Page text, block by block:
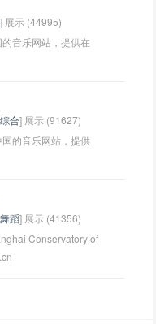
] 展示 (44995)
音乐网站，提供在
分享。用户可以在
音乐人等。虾米音
个性化推荐和用户
乐爱好者的喜爱。
合] 展示 (91627)
的音乐网站，提供
音乐播放、下载、
型的音乐，包括流
视原声音乐等。九
区和音乐排行榜等
己喜欢的音乐作
蹈] 展示 (41356)
Conservatory of
名的艺术类高等学